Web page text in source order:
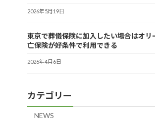
2026年5月19日
東京で葬儀保険に加入したい場合はオリ
亡保険が好条件で利用できる
2026年4月6日
カテゴリー
NEWS